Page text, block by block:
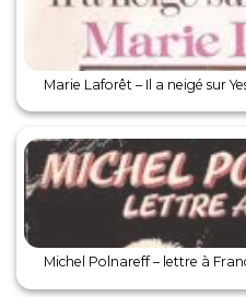
Marie Laforêt – Il a neigé sur
Michel Polnareff – lettre à